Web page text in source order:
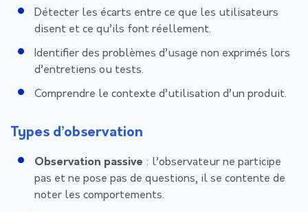
Détecter les écarts entre ce que les utilisateurs
disent et ce qu’ils font réellement.
Identifier des problèmes d’usage non exprimés lors
d’entretiens ou tests.
Comprendre le contexte d’utilisation d’un produit.
Types d’observation
Observation passive : l’observateur ne participe
pas et ne pose pas de questions, il se contente de
noter les comportements.